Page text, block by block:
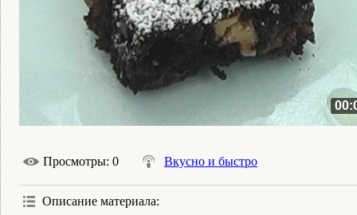
Просмотры: 0 Вкусно и быстро
Описание материала: